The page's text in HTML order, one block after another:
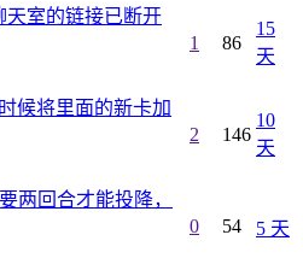
天室的链接已断开
1 86
15
天
候将里面的新卡加
2 146
10
天
两回合才能投降，
0 54 5 天